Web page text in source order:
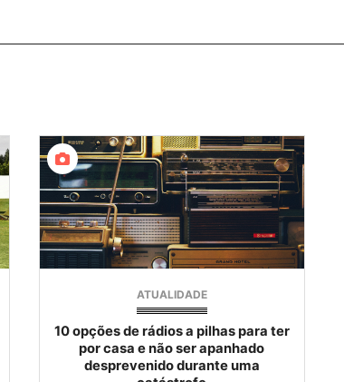
ATUALIDADE
10 opções de rádios a pilhas para ter
por casa e não ser apanhado
desprevenido durante uma